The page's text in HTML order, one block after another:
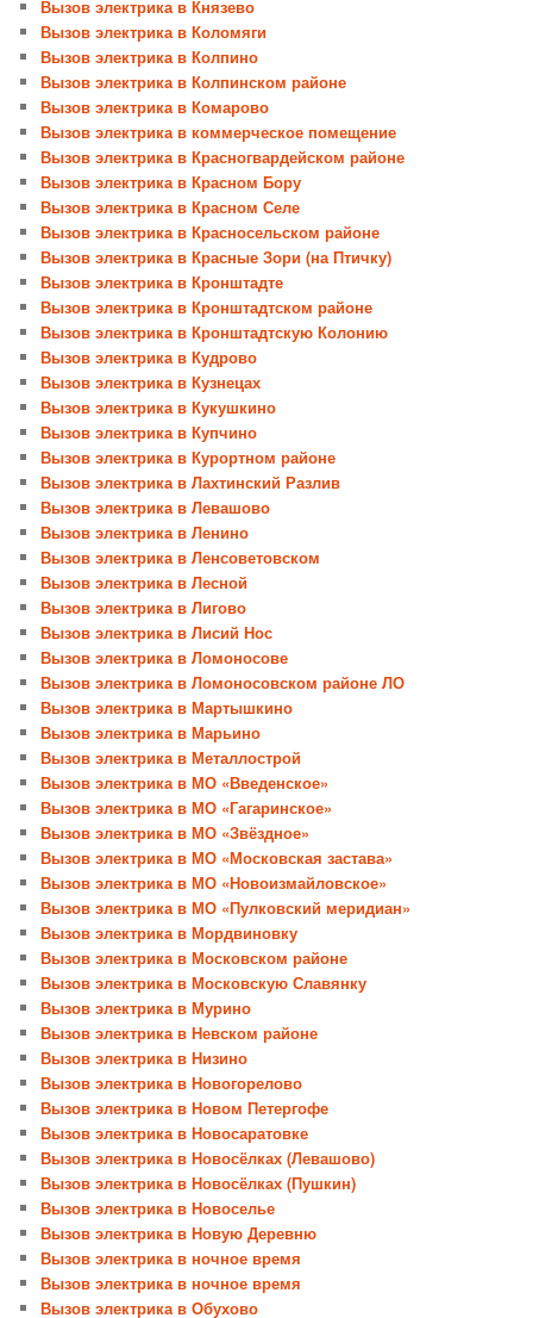
Вызов электрика в Князево
Вызов электрика в Коломяги
Вызов электрика в Колпино
Вызов электрика в Колпинском районе
Вызов электрика в Комарово
Вызов электрика в коммерческое помещение
Вызов электрика в Красногвардейском районе
Вызов электрика в Красном Бору
Вызов электрика в Красном Селе
Вызов электрика в Красносельском районе
Вызов электрика в Красные Зори (на Птичку)
Вызов электрика в Кронштадте
Вызов электрика в Кронштадтском районе
Вызов электрика в Кронштадтскую Колонию
Вызов электрика в Кудрово
Вызов электрика в Кузнецах
Вызов электрика в Кукушкино
Вызов электрика в Купчино
Вызов электрика в Курортном районе
Вызов электрика в Лахтинский Разлив
Вызов электрика в Левашово
Вызов электрика в Ленино
Вызов электрика в Ленсоветовском
Вызов электрика в Лесной
Вызов электрика в Лигово
Вызов электрика в Лисий Нос
Вызов электрика в Ломоносове
Вызов электрика в Ломоносовском районе ЛО
Вызов электрика в Мартышкино
Вызов электрика в Марьино
Вызов электрика в Металлострой
Вызов электрика в МО «Введенское»
Вызов электрика в МО «Гагаринское»
Вызов электрика в МО «Звёздное»
Вызов электрика в МО «Московская застава»
Вызов электрика в МО «Новоизмайловское»
Вызов электрика в МО «Пулковский меридиан»
Вызов электрика в Мордвиновку
Вызов электрика в Московском районе
Вызов электрика в Московскую Славянку
Вызов электрика в Мурино
Вызов электрика в Невском районе
Вызов электрика в Низино
Вызов электрика в Новогорелово
Вызов электрика в Новом Петергофе
Вызов электрика в Новосаратовке
Вызов электрика в Новосёлках (Левашово)
Вызов электрика в Новосёлках (Пушкин)
Вызов электрика в Новоселье
Вызов электрика в Новую Деревню
Вызов электрика в ночное время
Вызов электрика в ночное время
Вызов электрика в Обухово